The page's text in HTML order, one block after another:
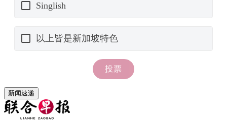
新闻速递